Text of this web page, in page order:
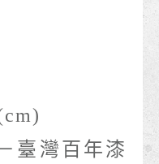
臺灣百年漆